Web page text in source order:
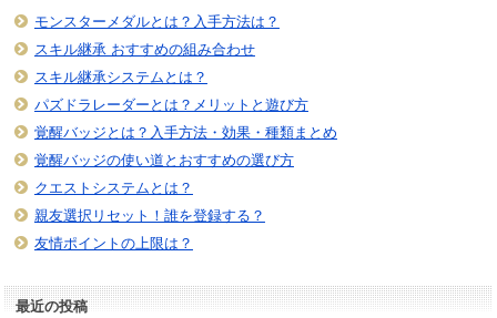
モンスターメダルとは？入手方法は？
スキル継承 おすすめの組み合わせ
スキル継承システムとは？
パズドラレーダーとは？メリットと遊び方
覚醒バッジとは？入手方法・効果・種類まとめ
覚醒バッジの使い道とおすすめの選び方
クエストシステムとは？
親友選択リセット！誰を登録する？
友情ポイントの上限は？
最近の投稿